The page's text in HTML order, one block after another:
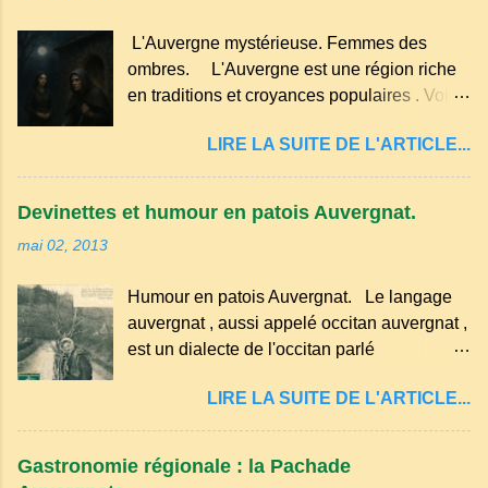
Pas de fioritures ...
sucre un verre de lait, 1 pincée de sel et 30
g de beurre. Commencez par équeuter les
cerises sans les dénoyauter de préférence,
séchez-les sur un torchon.
L'Auvergne mystérieuse. Femmes des
ombres. L'Auvergne est une région riche
en traditions et croyances populaires . Voici
marqué ses campagnes : Superstitions : Le
pain retourné. Quand, à un repas, un des
convives tourne son pain à l’envers, les
voisins se hâtent de planter dans le
aperçoit, il remet le pain sur le bon coté,
mais il doit payer autant de bouteilles de vin
qu’il y a de couteaux ou de fourchettes
d’Ambert). Les quatre chemins. Quand
deux chemins se rencontrent et se coupent,
leur intersection forme un carrefour qui a
LIRE LA SUITE DE L'ARTICLE...
Devinettes et humour en patois Auvergnat.
mai 02, 2013
Humour en patois Auvergnat. Le langage
auvergnat , aussi appelé occitan auvergnat ,
est un dialecte de l'occitan parlé
certaines parties du Massif central . Il
appartient à la famille des langues romanes
et est classé parmi les dialectes du nord-
occitan . Bien que le nombre de locuteurs
LIRE LA SUITE DE L'ARTICLE...
Gastronomie régionale : la Pachade